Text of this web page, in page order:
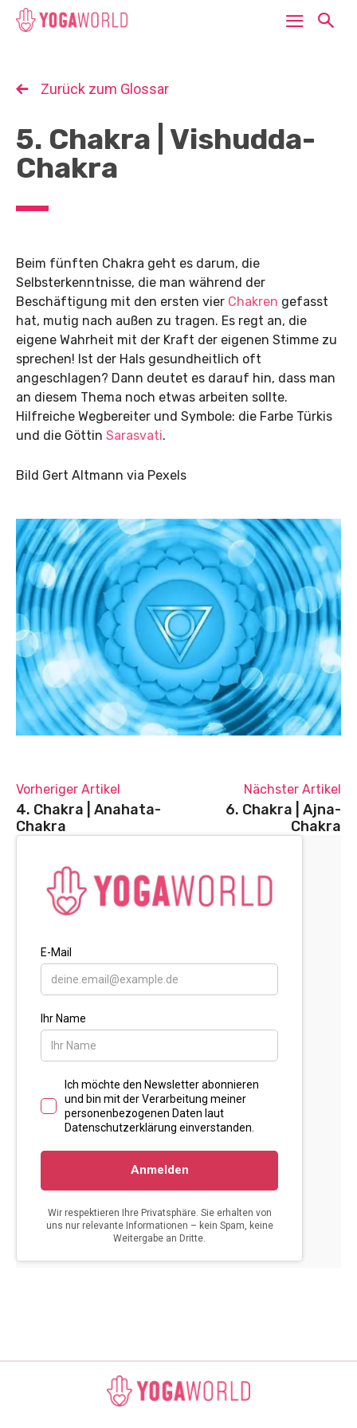
Zurück zum Glossar
5. Chakra | Vishudda-
Chakra
Beim fünften Chakra geht es darum, die
Selbsterkenntnisse, die man während der
Beschäftigung mit den ersten vier Chakren gefasst
hat, mutig nach außen zu tragen. Es regt an, die
eigene Wahrheit mit der Kraft der eigenen Stimme zu
sprechen! Ist der Hals gesundheitlich oft
angeschlagen? Dann deutet es darauf hin, dass man
an diesem Thema noch etwas arbeiten sollte.
Hilfreiche Wegbereiter und Symbole: die Farbe Türkis
und die Göttin Sarasvati.
Bild Gert Altmann via Pexels
Vorheriger Artikel
4. Chakra | Anahata-
Chakra
Nächster Artikel
6. Chakra | Ajna-
Chakra